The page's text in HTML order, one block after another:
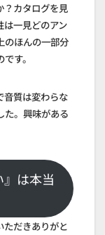
？カタログを見
は一見どのアン
のほんの一部分
す。
音質は変わらな
た。興味がある
』は本当
ただきありがと